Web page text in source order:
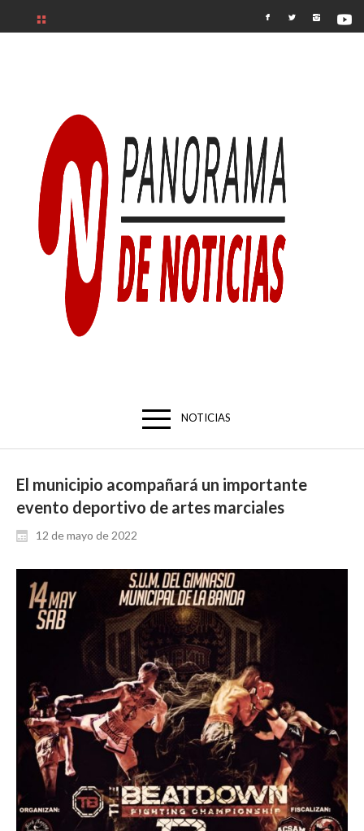
NOTICIAS
El municipio acompañará un importante
evento deportivo de artes marciales
12 de mayo de 2022